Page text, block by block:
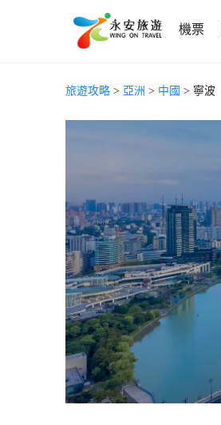
機票
旅遊攻略 > 亞洲 > 中國 > 寧波